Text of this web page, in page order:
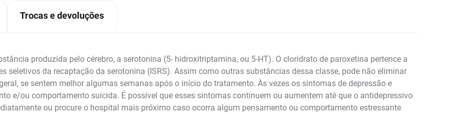
Trocas e devoluções
produzida pelo cérebro, a serotonina (5- hidroxitriptamina, ou 5-HT). O cloridrato de paroxetina pertence a
seletivos da recaptação da serotonina (ISRS). Assim como outras substâncias dessa classe, pode não eliminar
se sentem melhor algumas semanas após o início do tratamento. Às vezes os sintomas de depressão e
e/ou comportamento suicida. É possível que esses sintomas continuem ou aumentem até que o antidepressivo
ou procure o hospital mais próximo caso ocorra algum pensamento ou comportamento estressante